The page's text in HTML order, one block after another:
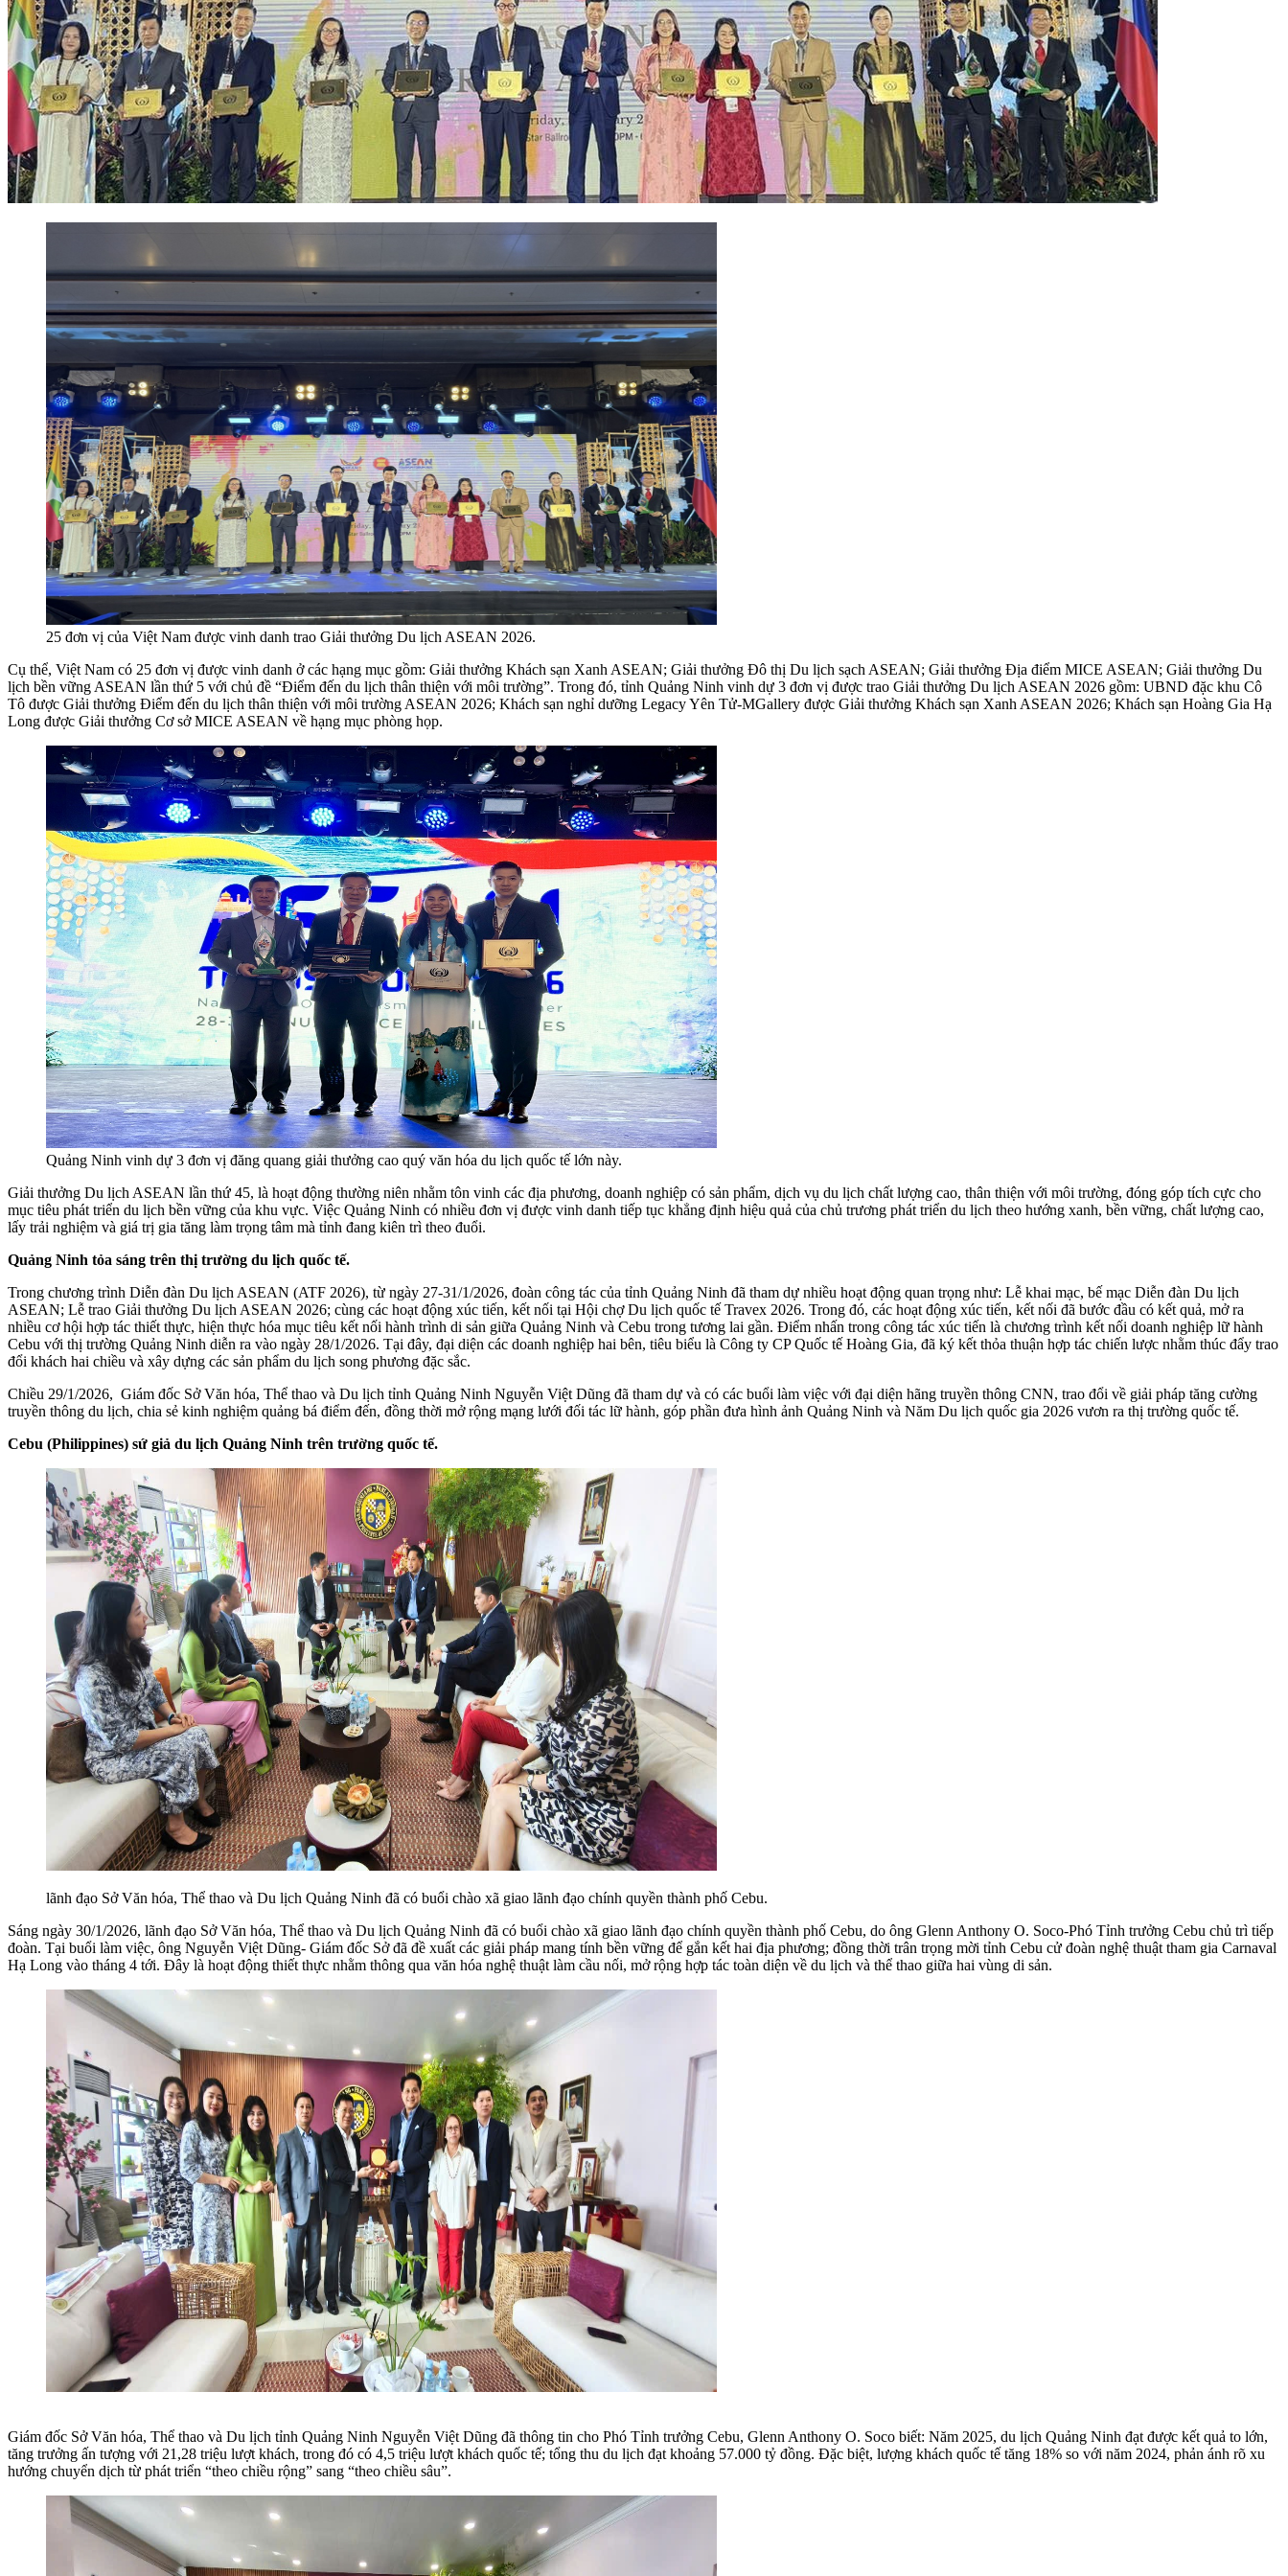
25 đơn vị của Việt Nam được vinh danh trao Giải thưởng Du lịch ASEAN 2026.
Cụ thể, Việt Nam có 25 đơn vị được vinh danh ở các hạng mục gồm: Giải thưởng Khách sạn Xanh ASEAN; Giải thưởng Đô thị Du lịch sạch ASEAN; Giải thưởng Địa điểm MICE ASEAN; Giải thưởng Du
lịch bền vững ASEAN lần thứ 5 với chủ đề “Điểm đến du lịch thân thiện với môi trường”. Trong đó, tỉnh Quảng Ninh vinh dự 3 đơn vị được trao Giải thưởng Du lịch ASEAN 2026 gồm: UBND đặc khu Cô
Tô được Giải thưởng Điểm đến du lịch thân thiện với môi trường ASEAN 2026; Khách sạn nghỉ dưỡng Legacy Yên Tử-MGallery được Giải thưởng Khách sạn Xanh ASEAN 2026; Khách sạn Hoàng Gia Hạ
Long được Giải thưởng Cơ sở MICE ASEAN về hạng mục phòng họp.
Quảng Ninh vinh dự 3 đơn vị đăng quang giải thưởng cao quý văn hóa du lịch quốc tế lớn này.
Giải thưởng Du lịch ASEAN lần thứ 45, là hoạt động thường niên nhằm tôn vinh các địa phương, doanh nghiệp có sản phẩm, dịch vụ du lịch chất lượng cao, thân thiện với môi trường, đóng góp tích cực cho
mục tiêu phát triển du lịch bền vững của khu vực. Việc Quảng Ninh có nhiều đơn vị được vinh danh tiếp tục khẳng định hiệu quả của chủ trương phát triển du lịch theo hướng xanh, bền vững, chất lượng cao,
lấy trải nghiệm và giá trị gia tăng làm trọng tâm mà tỉnh đang kiên trì theo đuổi.
Quảng Ninh tỏa sáng trên thị trường du lịch quốc tế.
Trong chương trình Diễn đàn Du lịch ASEAN (ATF 2026), từ ngày 27-31/1/2026, đoàn công tác của tỉnh Quảng Ninh đã tham dự nhiều hoạt động quan trọng như: Lễ khai mạc, bế mạc Diễn đàn Du lịch
ASEAN; Lễ trao Giải thưởng Du lịch ASEAN 2026; cùng các hoạt động xúc tiến, kết nối tại Hội chợ Du lịch quốc tế Travex 2026. Trong đó, các hoạt động xúc tiến, kết nối đã bước đầu có kết quả, mở ra
nhiều cơ hội hợp tác thiết thực, hiện thực hóa mục tiêu kết nối hành trình di sản giữa Quảng Ninh và Cebu trong tương lai gần. Điểm nhấn trong công tác xúc tiến là chương trình kết nối doanh nghiệp lữ hành
Cebu với thị trường Quảng Ninh diễn ra vào ngày 28/1/2026. Tại đây, đại diện các doanh nghiệp hai bên, tiêu biểu là Công ty CP Quốc tế Hoàng Gia, đã ký kết thỏa thuận hợp tác chiến lược nhằm thúc đẩy trao
đổi khách hai chiều và xây dựng các sản phẩm du lịch song phương đặc sắc.
Chiều 29/1/2026, Giám đốc Sở Văn hóa, Thể thao và Du lịch tỉnh Quảng Ninh Nguyễn Việt Dũng đã tham dự và có các buổi làm việc với đại diện hãng truyền thông CNN, trao đổi về giải pháp tăng cường
truyền thông du lịch, chia sẻ kinh nghiệm quảng bá điểm đến, đồng thời mở rộng mạng lưới đối tác lữ hành, góp phần đưa hình ảnh Quảng Ninh và Năm Du lịch quốc gia 2026 vươn ra thị trường quốc tế.
Cebu (Philippines) sứ giả du lịch Quảng Ninh trên trường quốc tế.
lãnh đạo Sở Văn hóa, Thể thao và Du lịch Quảng Ninh đã có buổi chào xã giao lãnh đạo chính quyền thành phố Cebu.
Sáng ngày 30/1/2026, lãnh đạo Sở Văn hóa, Thể thao và Du lịch Quảng Ninh đã có buổi chào xã giao lãnh đạo chính quyền thành phố Cebu, do ông Glenn Anthony O. Soco-Phó Tỉnh trưởng Cebu chủ trì tiếp
đoàn. Tại buổi làm việc, ông Nguyễn Việt Dũng- Giám đốc Sở đã đề xuất các giải pháp mang tính bền vững để gắn kết hai địa phương; đồng thời trân trọng mời tỉnh Cebu cử đoàn nghệ thuật tham gia Carnaval
Hạ Long vào tháng 4 tới. Đây là hoạt động thiết thực nhằm thông qua văn hóa nghệ thuật làm cầu nối, mở rộng hợp tác toàn diện về du lịch và thể thao giữa hai vùng di sản.
Giám đốc Sở Văn hóa, Thể thao và Du lịch tỉnh Quảng Ninh Nguyễn Việt Dũng đã thông tin cho Phó Tỉnh trưởng Cebu, Glenn Anthony O. Soco biết: Năm 2025, du lịch Quảng Ninh đạt được kết quả to lớn,
tăng trưởng ấn tượng với 21,28 triệu lượt khách, trong đó có 4,5 triệu lượt khách quốc tế; tổng thu du lịch đạt khoảng 57.000 tỷ đồng. Đặc biệt, lượng khách quốc tế tăng 18% so với năm 2024, phản ánh rõ xu
hướng chuyển dịch từ phát triển “theo chiều rộng” sang “theo chiều sâu”.